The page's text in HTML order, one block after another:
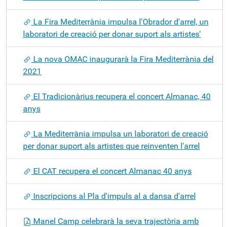
La Fira Mediterrània impulsa l'Obrador d'arrel, un
laboratori de creació per donar suport als artistes'
La nova OMAC inaugurarà la Fira Mediterrània del
2021
El Tradicionàrius recupera el concert Almanac, 40
anys
La Mediterrània impulsa un laboratori de creació
per donar suport als artistes que reinventen l'arrel
El CAT recupera el concert Almanac 40 anys
Inscripcions al Pla d'impuls al a dansa d'arrel
Manel Camp celebrarà la seva trajectòria amb